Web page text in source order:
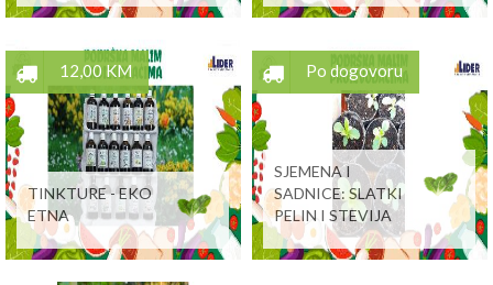
12,00 KM
TINKTURE - EKO
ETNA
Po dogovoru
SJEMENA I
SADNICE: SLATKI
PELIN I STEVIJA